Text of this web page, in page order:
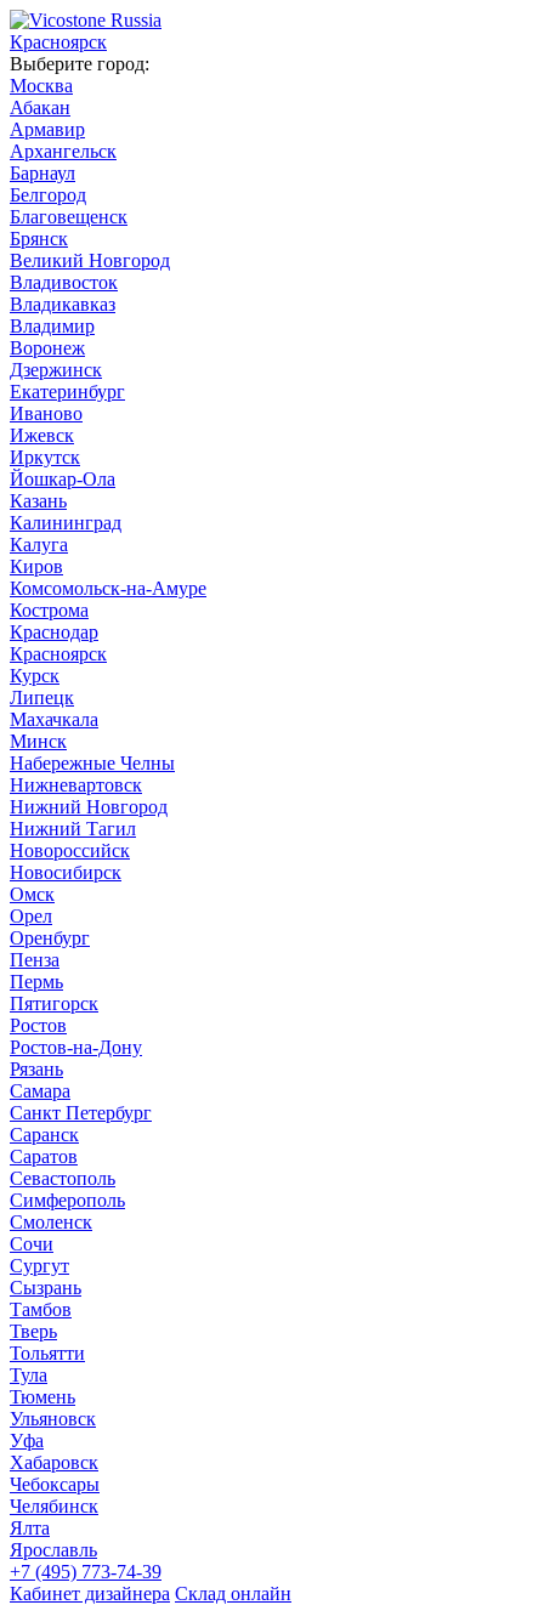
Красноярск
Выберите город:
Москва
Абакан
Армавир
Архангельск
Барнаул
Белгород
Благовещенск
Брянск
Великий Новгород
Владивосток
Владикавказ
Владимир
Воронеж
Дзержинск
Екатеринбург
Иваново
Ижевск
Иркутск
Йошкар-Ола
Казань
Калининград
Калуга
Киров
Комсомольск-на-Амуре
Кострома
Краснодар
Красноярск
Курск
Липецк
Махачкала
Минск
Набережные Челны
Нижневартовск
Нижний Новгород
Нижний Тагил
Новороссийск
Новосибирск
Омск
Орел
Оренбург
Пенза
Пермь
Пятигорск
Ростов
Ростов-на-Дону
Рязань
Самара
Санкт Петербург
Саранск
Саратов
Севастополь
Симферополь
Смоленск
Сочи
Сургут
Сызрань
Тамбов
Тверь
Тольятти
Тула
Тюмень
Ульяновск
Уфа
Хабаровск
Чебоксары
Челябинск
Ялта
Ярославль
+7 (495) 773-74-39
Кабинет дизайнера Склад онлайн